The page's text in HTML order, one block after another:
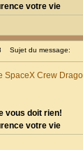
votre vie
Sujet du message:
SpaceX Crew
vous doit rien!
votre vie